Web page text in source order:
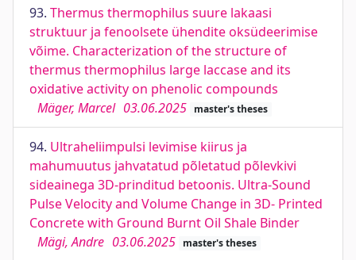
93. Thermus thermophilus suure lakaasi
struktuur ja fenoolsete ühendite oksüdeerimise
võime. Characterization of the structure of
thermus thermophilus large laccase and its
oxidative activity on phenolic compounds
Mäger, Marcel 03.06.2025 master's theses
94. Ultraheliimpulsi levimise kiirus ja
mahumuutus jahvatatud põletatud põlevkivi
sideainega 3D-prinditud betoonis. Ultra-Sound
Pulse Velocity and Volume Change in 3D- Printed
Concrete with Ground Burnt Oil Shale Binder
Mägi, Andre 03.06.2025 master's theses